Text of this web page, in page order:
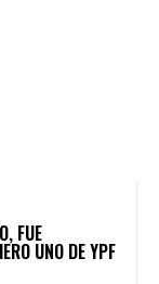
FUE
UNO DE YPF